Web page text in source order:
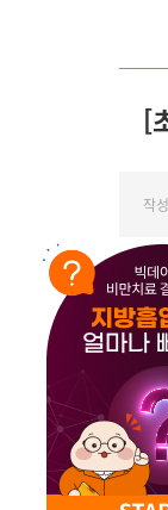
[
작
안
초